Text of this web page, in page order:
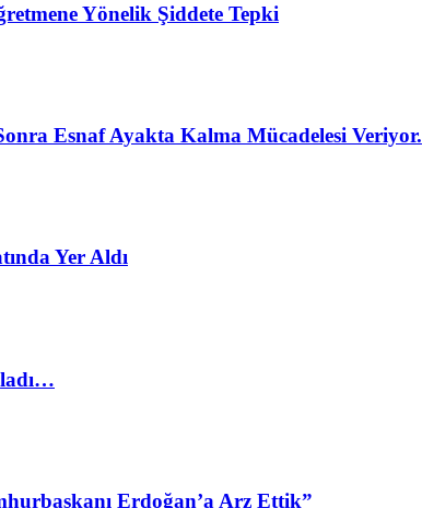
Yönelik Şiddete Tepki
Esnaf Ayakta Kalma Mücadelesi Veriyor.
Yer Aldı
Erdoğan’a Arz Ettik”